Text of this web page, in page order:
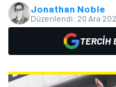
Jonathan Noble
Düzenlendi: 20 Ara
TERCIH